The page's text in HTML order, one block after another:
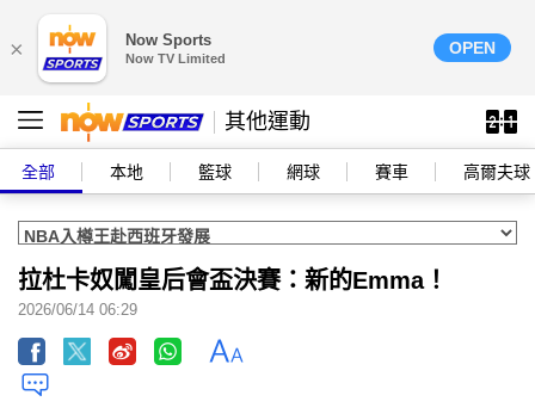
× Now Sports
Now TV Limited
OPEN
其他運動
全部 本地 籃球 網球 賽車 高爾夫球
拉杜卡奴闖皇后會盃決賽：新的Emma！
2026/06/14 06:29